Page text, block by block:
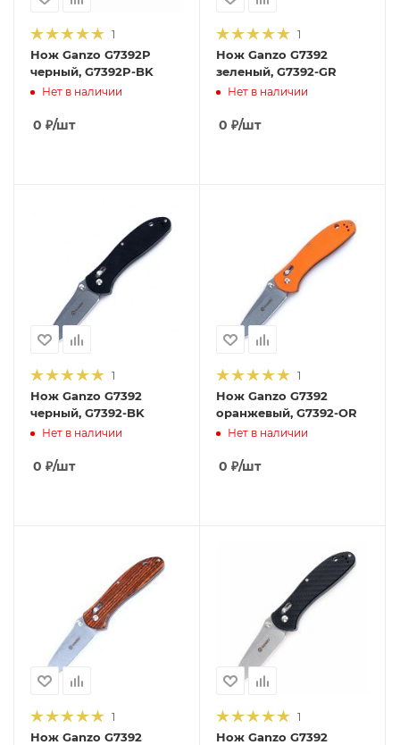
1
Нож Ganzo G7392P
черный, G7392P-BK
Нет в наличии
0 ₽/шт
1
Нож Ganzo G7392
зеленый, G7392-GR
Нет в наличии
0 ₽/шт
1
Нож Ganzo G7392
черный, G7392-BK
Нет в наличии
0 ₽/шт
1
Нож Ganzo G7392
оранжевый, G7392-OR
Нет в наличии
0 ₽/шт
1
Нож Ganzo G7392
1
Нож Ganzo G7392